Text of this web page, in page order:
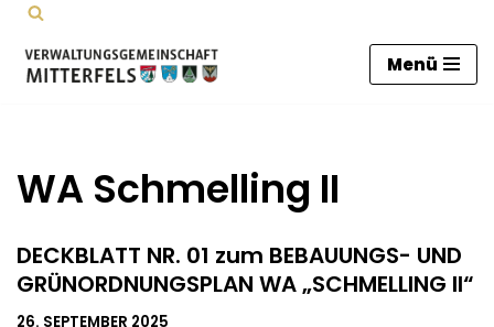
Zum
Inhalt
Menü
WA Schmelling II
DECKBLATT NR. 01 zum BEBAUUNGS- UND
GRÜNORDNUNGSPLAN WA „SCHMELLING II“
26. SEPTEMBER 2025